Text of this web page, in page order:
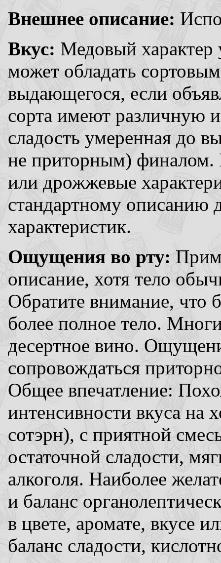
Внешнее описание:
Вкус: Медовый характер
может обладать
выдающегося, если
сорта имеют различную
сладость умеренная до
не приторным) финалом.
или дрожжевые
стандартному описанию
характеристик.
Ощущения во рту:
описание, хотя тело
Обратите внимание, что
более полное тело.
десертное вино.
сопровождаться
Общее впечатление:
интенсивности вкуса на
сотэрн), с приятной
остаточной сладости,
алкоголя. Наиболее
и баланс
в цвете, аромате, вкусе
баланс сладости,